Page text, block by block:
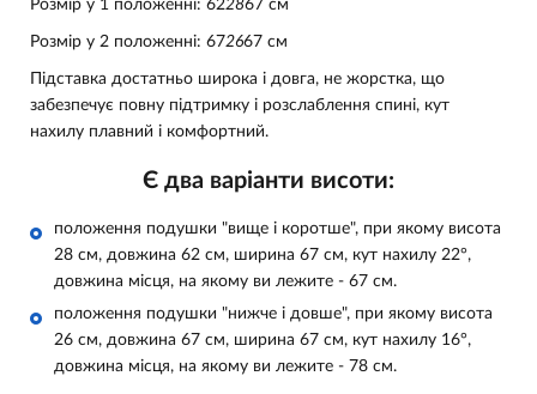
Розмір у 1 положенні: 622867 см
Розмір у 2 положенні: 672667 см
Підставка достатньо широка і довга, не жорстка, що
забезпечує повну підтримку і розслаблення спині, кут
нахилу плавний і комфортний.
Є два варіанти висоти:
положення подушки "вище і коротше", при якому висота
28 см, довжина 62 см, ширина 67 см, кут нахилу 22°,
довжина місця, на якому ви лежите - 67 см.
положення подушки "нижче і довше", при якому висота
26 см, довжина 67 см, ширина 67 см, кут нахилу 16°,
довжина місця, на якому ви лежите - 78 см.